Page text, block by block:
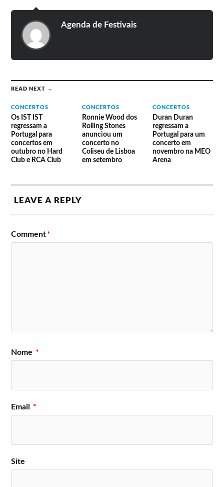
Agenda de Festivais
READ NEXT →
CONCERTOS
Os IST IST
regressam a
Portugal para
concertos em
outubro no Hard
Club e RCA Club
CONCERTOS
Ronnie Wood dos
Rolling Stones
anunciou um
concerto no
Coliseu de Lisboa
em setembro
CONCERTOS
Duran Duran
regressam a
Portugal para um
concerto em
novembro na MEO
Arena
LEAVE A REPLY
Comment*
Nome *
Email *
Site